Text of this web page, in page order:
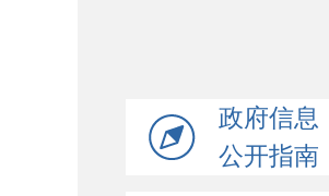
政府信息
公开指南